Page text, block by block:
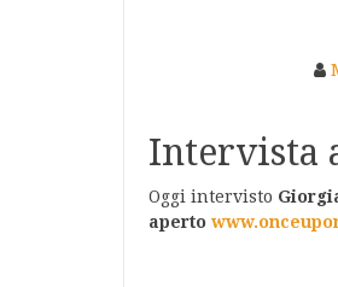
Intervista
Oggi intervisto
aperto